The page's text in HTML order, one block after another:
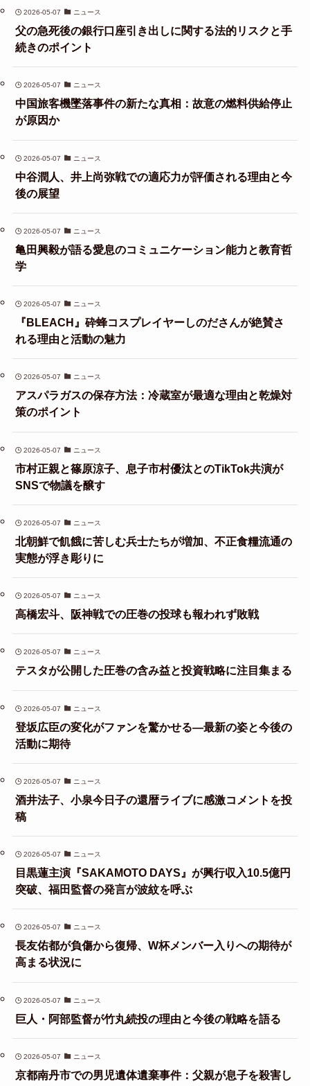
2026-05-07 ニュース
父の急死後の銀行口座引き出しに関する法的リスクと手
続きのポイント
2026-05-07 ニュース
中国旅客機墜落事件の新たな真相：故意の燃料供給停止
が原因か
2026-05-07 ニュース
中谷潤人、井上尚弥戦での適応力が評価される理由と今
後の展望
2026-05-07 ニュース
亀田興毅が語る愛息のコミュニケーション能力と教育哲
学
2026-05-07 ニュース
『BLEACH』砕蜂コスプレイヤーしのださんが絶賛さ
れる理由と活動の魅力
2026-05-07 ニュース
アスパラガスの保存方法：冷蔵室が最適な理由と乾燥対
策のポイント
2026-05-07 ニュース
市村正親と篠原涼子、息子市村優汰とのTikTok共演が
SNSで物議を醸す
2026-05-07 ニュース
北朝鮮で飢餓に苦しむ兵士たちが増加、不正食糧流通の
実態が浮き彫りに
2026-05-07 ニュース
高橋宏斗、阪神戦での圧巻の投球も報われず敗戦
2026-05-07 ニュース
テスタが公開した圧巻の含み益と投資戦略に注目集まる
2026-05-07 ニュース
登坂広臣の変化がファンを驚かせる—最新の姿と今後の
活動に期待
2026-05-07 ニュース
酒井法子、小泉今日子の還暦ライブに感激コメントを投
稿
2026-05-07 ニュース
目黒蓮主演『SAKAMOTO DAYS』が興行収入10.5億円
突破、福田監督の発言が波紋を呼ぶ
2026-05-07 ニュース
長友佑都が負傷から復帰、W杯メンバー入りへの期待が
高まる状況に
2026-05-07 ニュース
巨人・阿部監督が竹丸続投の理由と今後の戦略を語る
2026-05-07 ニュース
京都南丹市での男児遺体遺棄事件：父親が息子を殺害し